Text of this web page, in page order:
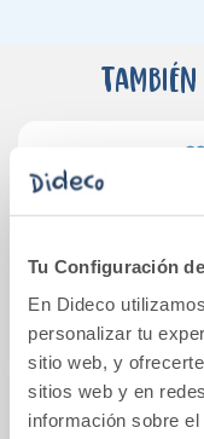
Tu Configuración
En Dideco
personalizar tu
sitio web, y
sitios web y en
información sobre